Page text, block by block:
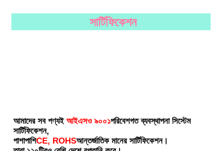
সার্টিফিকেশন
আমাদের সব পণ্যই আইএসও ৯০০১পরিবেশগত ব্যবস্থাপনা সিস্টেম
সার্টিফিকেশন,
পাশাপাশিCE, ROHSআন্তর্জাতিক মানের সার্টিফিকেশন।